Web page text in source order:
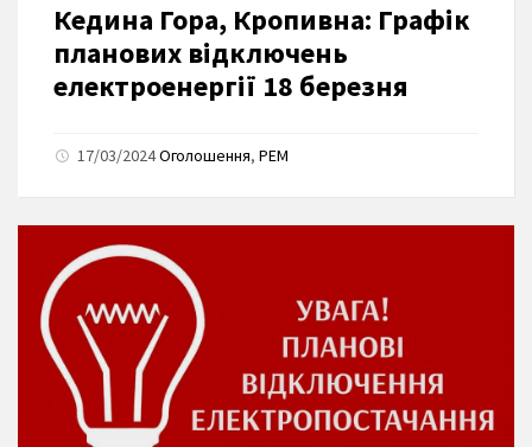
Кедина Гора, Кропивна: Графік
планових відключень
електроенергії 18 березня
17/03/2024Оголошення, РЕМ